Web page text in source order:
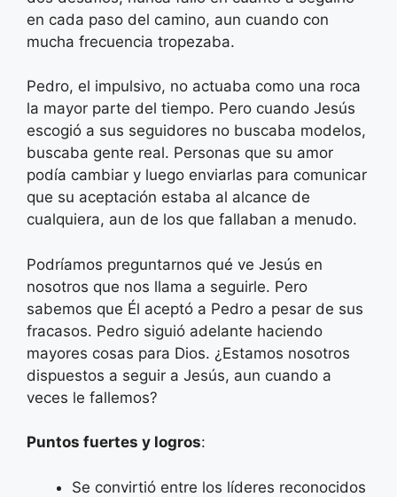
en cada paso del camino, aun cuando con
mucha frecuencia tropezaba.
Pedro, el impulsivo, no actuaba como una roca
la mayor parte del tiempo. Pero cuando Jesús
escogió a sus seguidores no buscaba modelos,
buscaba gente real. Personas que su amor
podía cambiar y luego enviarlas para comunicar
que su aceptación estaba al alcance de
cualquiera, aun de los que fallaban a menudo.
Podríamos preguntarnos qué ve Jesús en
nosotros que nos llama a seguirle. Pero
sabemos que Él aceptó a Pedro a pesar de sus
fracasos. Pedro siguió adelante haciendo
mayores cosas para Dios. ¿Estamos nosotros
dispuestos a seguir a Jesús, aun cuando a
veces le fallemos?
Puntos fuertes y logros:
Se convirtió entre los líderes reconocidos